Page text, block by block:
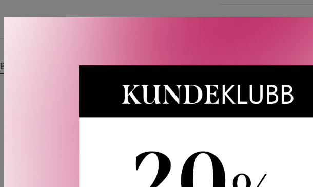
BESKRIVELSE OMTALER SPØRSMÅL & SVAR SLIK GJØR DU
Origins Dr. Andrew Weil For Origins™ Mega-Mushroom Fortifying Emulsion With Reishi
destressteknologi. Denne lettvekts fuktighetskremen beskytter mot skader fra frie
Plante-antoksidanter fra tindved reduserer blålysinduserte frie radikaler med 74%**,
fermentert Chaga-sopp bidrar til å redusere synlig rødhet og gir anti-irriterende fordeler.